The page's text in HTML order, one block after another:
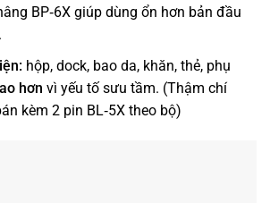
BP‑6X giúp dùng ổn hơn bản đầu
hộp, dock, bao da, khăn, thẻ, phụ
hơn vì yếu tố sưu tầm. (Thậm chí
kèm 2 pin BL‑5X theo bộ)